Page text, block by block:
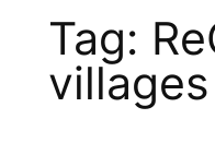
Tag:
villages